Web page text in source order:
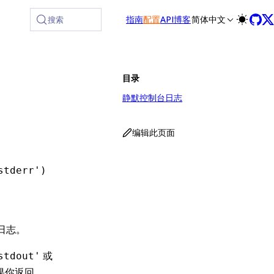
llms-full.txt, and this page is available as Markdown
搜索 指南配置API博客简体中文
。
或
目录
静默控制台日志
编辑此页面